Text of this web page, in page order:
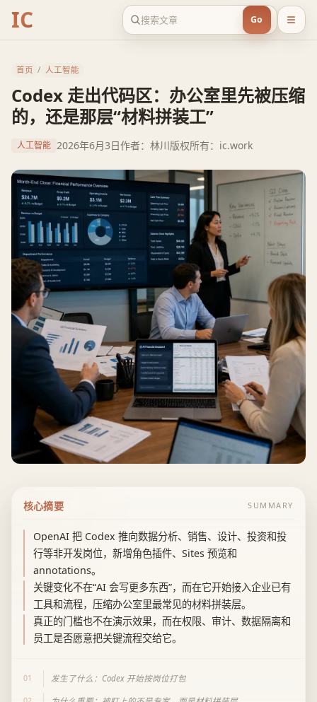
IC Go
首页 / 人工智能
Codex 走出代码区：办公室里先被压缩
的，还是那层“材料拼装工”
人工智能 2026年6月3日作者：林川版权所有：ic.work
核心摘要 SUMMARY
OpenAI 把 Codex 推向数据分析、销售、设计、投资和投
行等非开发岗位，新增角色插件、Sites 预览和
annotations。
关键变化不在“AI 会写更多东西”，而在它开始接入企业已有
工具和流程，压缩办公室里最常见的材料拼装层。
真正的门槛也不在演示效果，而在权限、审计、数据隔离和
员工是否愿意把关键流程交给它。
01 发生了什么：Codex 开始按岗位打包